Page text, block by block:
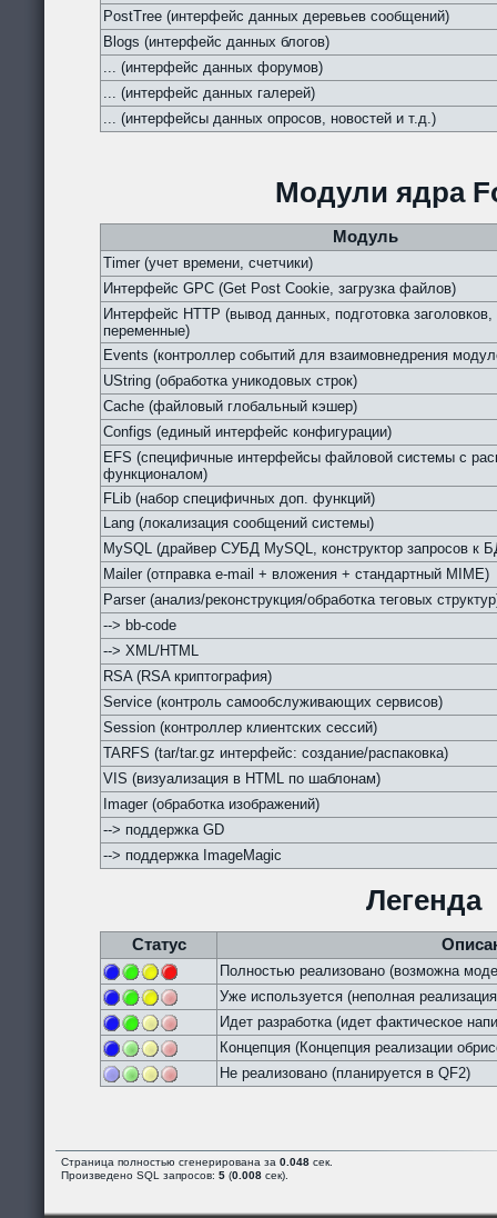
PostTree (интерфейс данных деревьев сообщений)
Blogs (интерфейс данных блогов)
... (интерфейс данных форумов)
... (интерфейс данных галерей)
... (интерфейсы данных опросов, новостей и т.д.)
Модули ядра
Модуль
Timer (учет времени, счетчики)
Интерфейс GPC (Get Post Cookie, загрузка файлов)
Интерфейс HTTP (вывод данных, подготовка
переменные)
Events (контроллер событий для взаимовнедрения
UString (обработка уникодовых строк)
Cache (файловый глобальный кэшер)
Configs (единый интерфейс конфигурации)
EFS (специфичные интерфейсы файловой системы с
функционалом)
FLib (набор специфичных доп. функций)
Lang (локализация сообщений системы)
MySQL (драйвер СУБД MySQL, конструктор запросов к
Mailer (отправка e-mail + вложения + стандартный MIME)
Parser (анализ/реконструкция/обработка теговых
--> bb-code
--> XML/HTML
RSA (RSA криптография)
Service (контроль самообслуживающих сервисов)
Session (контроллер клиентских сессий)
TARFS (tar/tar.gz интерфейс: создание/распаковка)
VIS (визуализация в HTML по шаблонам)
Imager (обработка изображений)
--> поддержка GD
--> поддержка ImageMagic
Легенда
Статус
Полностью реализовано (возможна
Уже используется (неполная
Идет разработка (идет фактическое
Концепция (Концепция реализации
Не реализовано (планируется в QF2)
Страница полностью сгенерирована за 0.048 сек.
Произведено SQL запросов: 5 (0.008 сек).